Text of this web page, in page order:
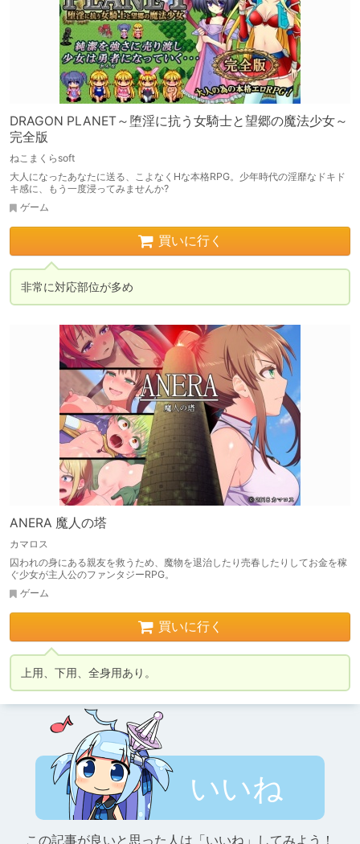
DRAGON PLANET～堕淫に抗う女騎士と望郷の魔法少女～
完全版
ねこまくらsoft
大人になったあなたに送る、こよなくHな本格RPG。少年時代の淫靡なドキド
キ感に、もう一度浸ってみませんか?
ゲーム
買いに行く
非常に対応部位が多め
ANERA 魔人の塔
カマロス
囚われの身にある親友を救うため、魔物を退治したり売春したりしてお金を稼
ぐ少女が主人公のファンタジーRPG。
ゲーム
買いに行く
上用、下用、全身用あり。
いいね
この記事が良いと思った人は「いいね」してみよう！